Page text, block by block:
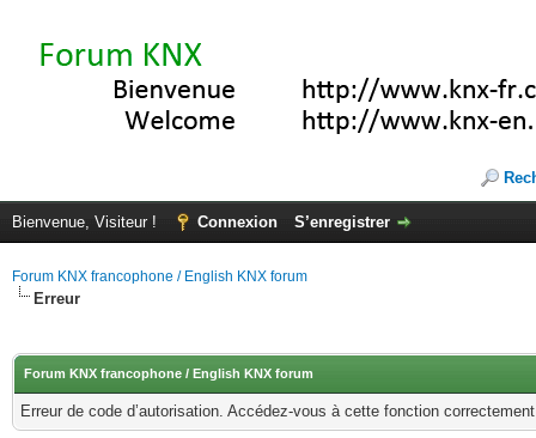
Bienvenue, Visiteur ! Connexion S’enregistrer
Forum KNX francophone / English KNX forum
Erreur
Forum KNX francophone / English KNX forum
Erreur de code d’autorisation. Accédez-vous à cette fonction